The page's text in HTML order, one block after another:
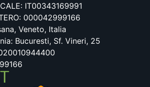
IT00343169991
000042999166
Veneto, Italia
Bucuresti, Sf. Vineri, 25